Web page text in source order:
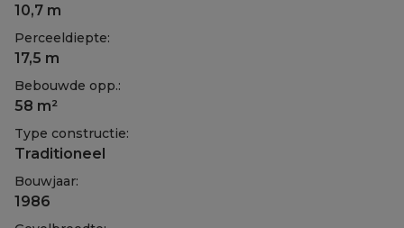
10,7 m
Perceeldiepte:
17,5 m
Bebouwde opp.:
58 m²
Type constructie:
Traditioneel
Bouwjaar:
1986